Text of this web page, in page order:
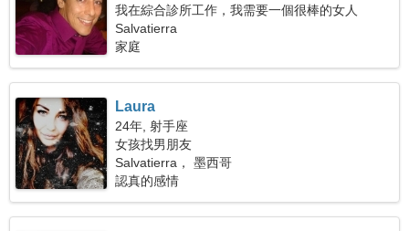
我在綜合診所工作，我需要一個很棒的女人
Salvatierra
家庭
Laura
24年, 射手座
女孩找男朋友
Salvatierra， 墨西哥
認真的感情